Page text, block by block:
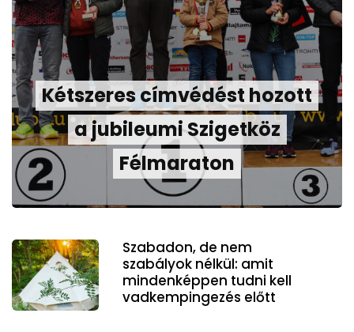
Kétszeres címvédést hozott
a jubileumi Szigetköz
Félmaraton
Szabadon, de nem
szabályok nélkül: amit
mindenképpen tudni kell
vadkempingezés előtt